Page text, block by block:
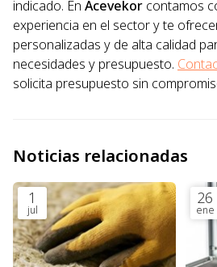
indicado. En Acevekor contamos
experiencia en el sector y te
personalizadas y de alta calidad
necesidades y presupuesto.
solicita presupuesto sin
Noticias relacionadas
1
jul
26
ene